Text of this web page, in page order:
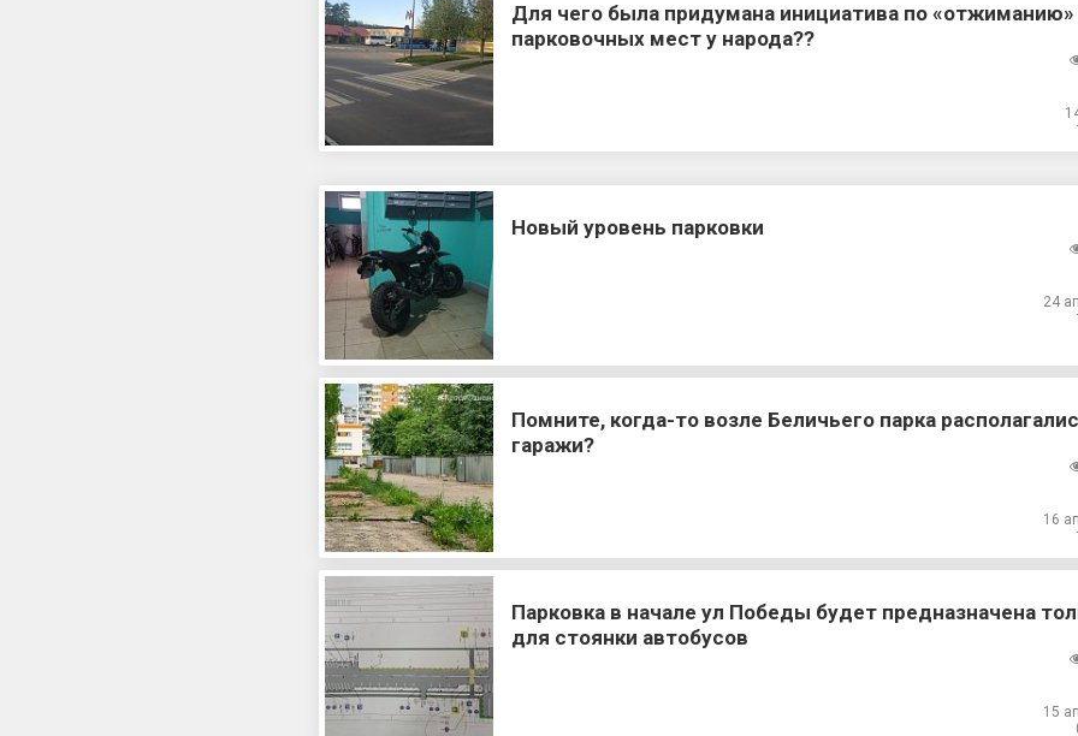
Для чего была придумана инициатива по «отжиманию»
парковочных мест у народа??
Новый уровень парковки
24
Помните, когда-то возле Беличьего парка
гаражи?
16
Парковка в начале ул Победы будет предназначена
для стоянки автобусов
15